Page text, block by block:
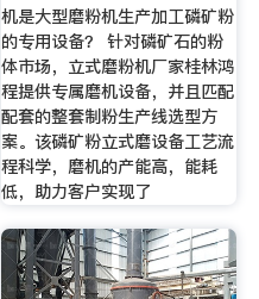
机是大型磨粉机生产加工磷矿粉
的专用设备？ 针对磷矿石的粉
体市场，立式磨粉机厂家桂林鸿
程提供专属磨机设备，并且匹配
配套的整套制粉生产线选型方
案。该磷矿粉立式磨设备工艺流
程科学，磨机的产能高，能耗
低，助力客户实现了